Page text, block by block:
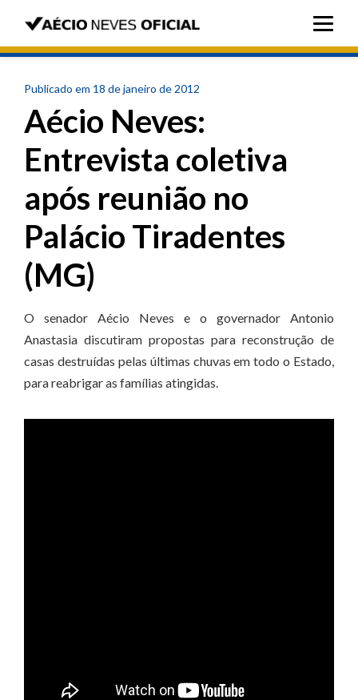
Publicado em 18 de janeiro de 2012
Aécio Neves:
Entrevista coletiva
após reunião no
Palácio Tiradentes
(MG)
O senador Aécio Neves e o governador Antonio
Anastasia discutiram propostas para reconstrução de
casas destruídas pelas últimas chuvas em todo o Estado,
para reabrigar as famílias atingidas.